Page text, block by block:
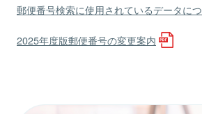
郵便番号検索に使用されているデータに
2025年度版郵便番号の変更案内